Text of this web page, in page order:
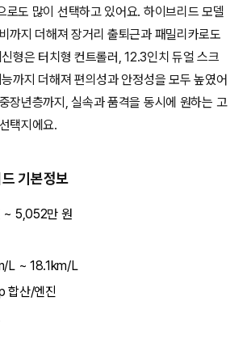
로도 많이 선택하고 있어요. 하이브리드 모델
까지 더해져 장거리 출퇴근과 패밀리카로도
형은 터치형 컨트롤러, 12.3인치 듀얼 스크
까지 더해져 편의성과 안정성을 모두 높였어
장년층까지, 실속과 품격을 동시에 원하는 고
택지에요.
기본정보
~ 5,052만 원
L ~ 18.1km/L
합산/엔진